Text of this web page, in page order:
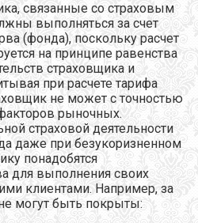
связанные со страховым
выполняться за счет
(фонда), поскольку расчет
на принципе равенства
страховщика и
при расчете тарифа
не может с точностью
рыночных.
страховой деятельности
даже при безукоризненном
понадобятся
для выполнения своих
клиентами. Например, за
могут быть покрыты: